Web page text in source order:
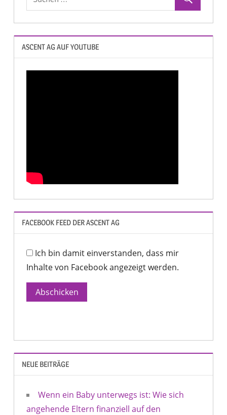
ASCENT AG AUF YOUTUBE
FACEBOOK FEED DER ASCENT AG
Ich bin damit einverstanden, dass mir
Inhalte von Facebook angezeigt werden.
Abschicken
NEUE BEITRÄGE
Wenn ein Baby unterwegs ist: Wie sich
angehende Eltern finanziell auf den